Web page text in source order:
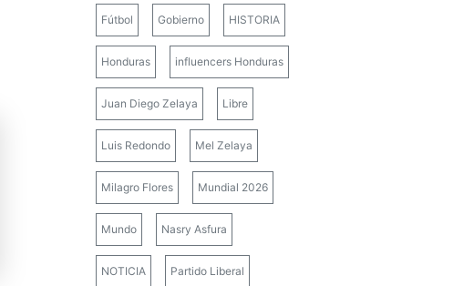
Fútbol Gobierno HISTORIA
Honduras influencers Honduras
Juan Diego Zelaya Libre
Luis Redondo Mel Zelaya
Milagro Flores Mundial 2026
Mundo Nasry Asfura
NOTICIA Partido Liberal